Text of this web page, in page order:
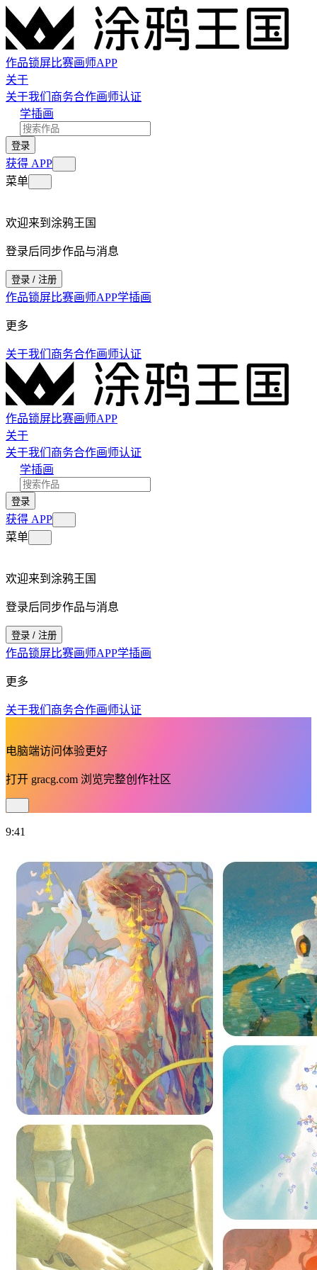
作品锁屏比赛画师APP
关于
关于我们 商务合作画师认证
学插画
登录
获得 APP
菜单
欢迎来到涂鸦王国
登录后同步作品与消息
登录 / 注册
作品锁屏比赛画师APP学插画
更多
关于我们 商务合作画师认证
作品锁屏比赛画师APP
关于
关于我们 商务合作画师认证
学插画
登录
获得 APP
菜单
欢迎来到涂鸦王国
登录后同步作品与消息
登录 / 注册
作品锁屏比赛画师APP学插画
更多
关于我们 商务合作画师认证
电脑端访问体验更好
打开 gracg.com 浏览完整创作社区
9:41